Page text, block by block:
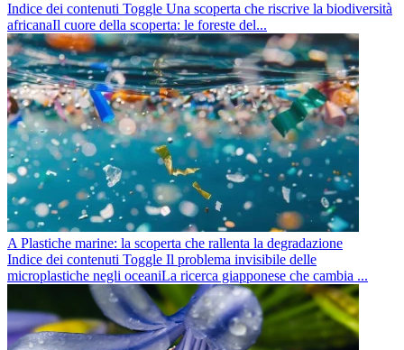
Indice dei contenuti Toggle Una scoperta che riscrive la biodiversità
africanaIl cuore della scoperta: le foreste del...
A Plastiche marine: la scoperta che rallenta la degradazione
Indice dei contenuti Toggle Il problema invisibile delle
microplastiche negli oceaniLa ricerca giapponese che cambia ...